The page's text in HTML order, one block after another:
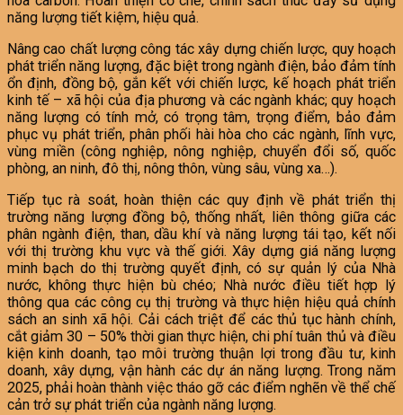
năng lượng tiết kiệm, hiệu quả.
Nâng cao chất lượng công tác xây dựng chiến lược, quy hoạch
phát triển năng lượng, đặc biệt trong ngành điện, bảo đảm tính
ổn định, đồng bộ, gắn kết với chiến lược, kế hoạch phát triển
kinh tế – xã hội của địa phương và các ngành khác; quy hoạch
năng lượng có tính mở, có trọng tâm, trọng điểm, bảo đảm
phục vụ phát triển, phân phối hài hòa cho các ngành, lĩnh vực,
vùng miền (công nghiệp, nông nghiệp, chuyển đổi số, quốc
phòng, an ninh, đô thị, nông thôn, vùng sâu, vùng xa…).
Tiếp tục rà soát, hoàn thiện các quy định về phát triển thị
trường năng lượng đồng bộ, thống nhất, liên thông giữa các
phân ngành điện, than, dầu khí và năng lượng tái tạo, kết nối
với thị trường khu vực và thế giới. Xây dựng giá năng lượng
minh bạch do thị trường quyết định, có sự quản lý của Nhà
nước, không thực hiện bù chéo; Nhà nước điều tiết hợp lý
thông qua các công cụ thị trường và thực hiện hiệu quả chính
sách an sinh xã hội. Cải cách triệt để các thủ tục hành chính,
cắt giảm 30 – 50% thời gian thực hiện, chi phí tuân thủ và điều
kiện kinh doanh, tạo môi trường thuận lợi trong đầu tư, kinh
doanh, xây dựng, vận hành các dự án năng lượng. Trong năm
2025, phải hoàn thành việc tháo gỡ các điểm nghẽn về thể chế
cản trở sự phát triển của ngành năng lượng.